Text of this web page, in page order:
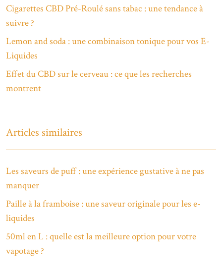
Cigarettes CBD Pré-Roulé sans tabac : une tendance à
suivre ?
Lemon and soda : une combinaison tonique pour vos E-
Liquides
Effet du CBD sur le cerveau : ce que les recherches
montrent
Articles similaires
Les saveurs de puff : une expérience gustative à ne pas
manquer
Paille à la framboise : une saveur originale pour les e-
liquides
50ml en L : quelle est la meilleure option pour votre
vapotage ?